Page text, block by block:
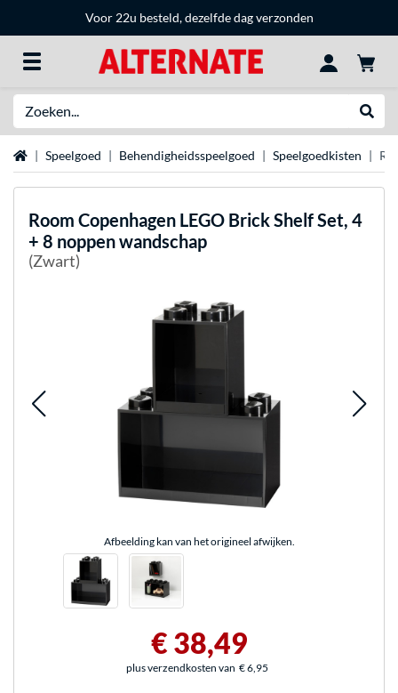
Voor 22u besteld, dezelfde dag verzonden
HomeSpeelgoed Behendigheidsspeelgoed Speelgoedkisten
Room Copenhagen LEGO Brick Shelf Set, 4
+ 8 noppen wandschap
(Zwart)
Afbeelding kan van het origineel afwijken.
€ 38,49
plus verzendkosten van € 6,95